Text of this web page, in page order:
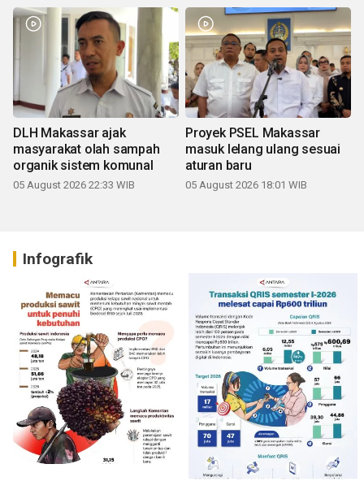
DLH Makassar ajak
masyarakat olah sampah
organik sistem komunal
05 August 2026 22:33 WIB
Proyek PSEL Makassar
masuk lelang ulang sesuai
aturan baru
05 August 2026 18:01 WIB
Infografik